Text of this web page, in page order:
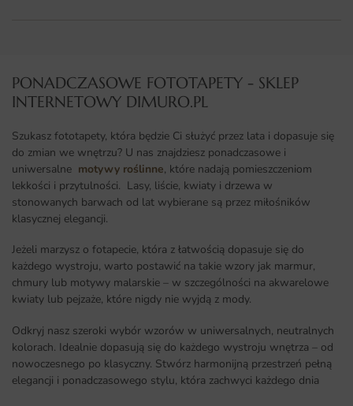
PONADCZASOWE FOTOTAPETY - SKLEP
INTERNETOWY DIMURO.PL​
Szukasz fototapety, która będzie Ci służyć przez lata i dopasuje się
do zmian we wnętrzu? U nas znajdziesz ponadczasowe i
uniwersalne motywy roślinne, które nadają pomieszczeniom
lekkości i przytulności. Lasy, liście, kwiaty i drzewa w
stonowanych barwach od lat wybierane są przez miłośników
klasycznej elegancji.
Jeżeli marzysz o fotapecie, która z łatwością dopasuje się do
każdego wystroju, warto postawić na takie wzory jak marmur,
chmury lub motywy malarskie – w szczególności na akwarelowe
kwiaty lub pejzaże, które nigdy nie wyjdą z mody.
Odkryj nasz szeroki wybór wzorów w uniwersalnych, neutralnych
kolorach. Idealnie dopasują się do każdego wystroju wnętrza – od
nowoczesnego po klasyczny. Stwórz harmonijną przestrzeń pełną
elegancji i ponadczasowego stylu, która zachwyci każdego dnia